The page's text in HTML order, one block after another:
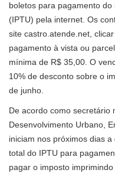
boletos para pagamento
(IPTU) pela internet. Os
site castro.atende.net,
pagamento à vista ou
mínima de R$ 35,00. O
10% de desconto sobre o
de junho.
De acordo como secretário
Desenvolvimento Urbano,
iniciam nos próximos dias
total do IPTU para
pagar o imposto